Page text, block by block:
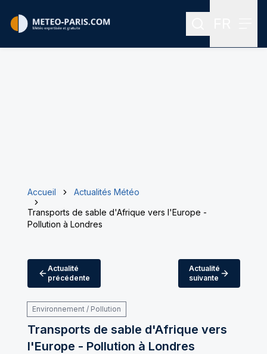
Rechercher
Accueil
Actualités Météo
Transports de sable d'Afrique vers l'Europe -
Pollution à Londres
Actualité
précédente
Actualité
suivante
Environnement / Pollution
Transports de sable d'Afrique vers
l'Europe - Pollution à Londres